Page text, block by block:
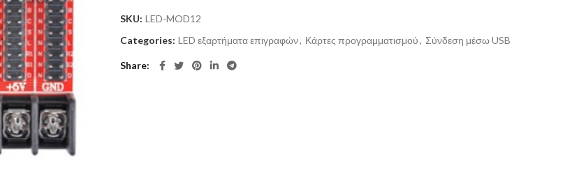
SKU: LED-MOD12
Categories: LED εξαρτήματα επιγραφών, Κάρτες προγραμματισμού, Σύνδεση μέσω USB
Share